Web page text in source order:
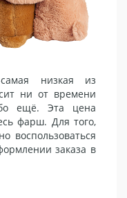
низкая из
ни от времени
ещё. Эта цена
фарш. Для того,
воспользоваться
заказа в